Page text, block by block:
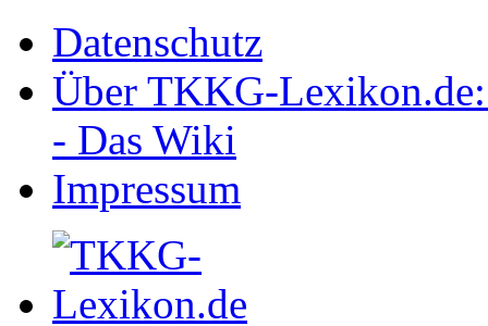
Datenschutz
Über TKKG-
- Das Wiki
Impressum